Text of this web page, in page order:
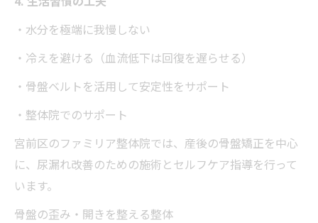
・水分を極端に我慢しない
・冷えを避ける（血流低下は回復を遅らせる）
・骨盤ベルトを活用して安定性をサポート
・整体院でのサポート
宮前区のファミリア整体院では、産後の骨盤矯正を中心
に、尿漏れ改善のための施術とセルフケア指導を行って
います。
骨盤の歪み・開きを整える整体